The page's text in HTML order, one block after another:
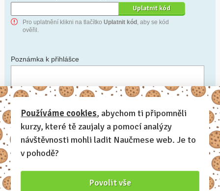
Pro uplatnění klikni na tlačítko Uplatnit kód , aby se kód
ověřil.
Poznámka k přihlášce
Chceš-li se na cokoli zeptat, nebo ke své přihlášce poznamenat.
Anonymní profil – odesláním přihlášky se automaticky
vytvoří tvůj profil na Naučmese. Zatrhni tuto volbu a profil
bude skrytý.
Chci dostávat Naučmese newsletter
Používáme cookies, abychom ti připomněli
kurzy, které tě zaujaly a pomocí analýzy
návštěvnosti mohli ladit Naučmese web. Je to
v pohodě?
Povolit vše